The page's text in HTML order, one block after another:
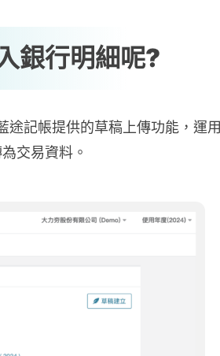
銀行明細呢?
途記帳提供的草稿上傳功能，運用
交易資料。